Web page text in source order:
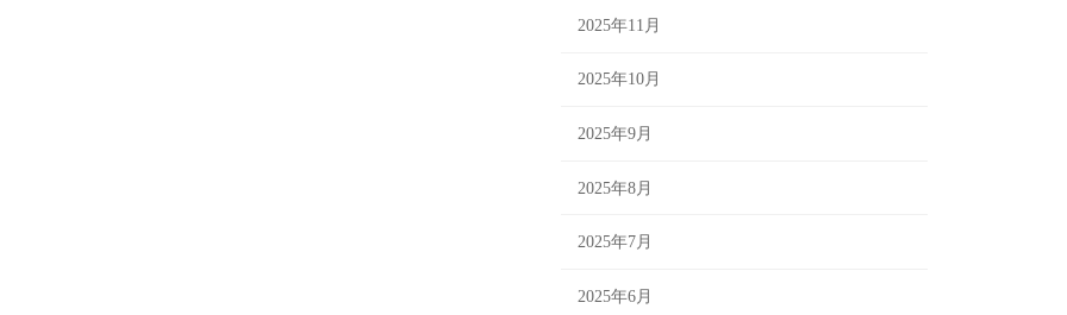
2025年11月
2025年10月
2025年9月
2025年8月
2025年7月
2025年6月